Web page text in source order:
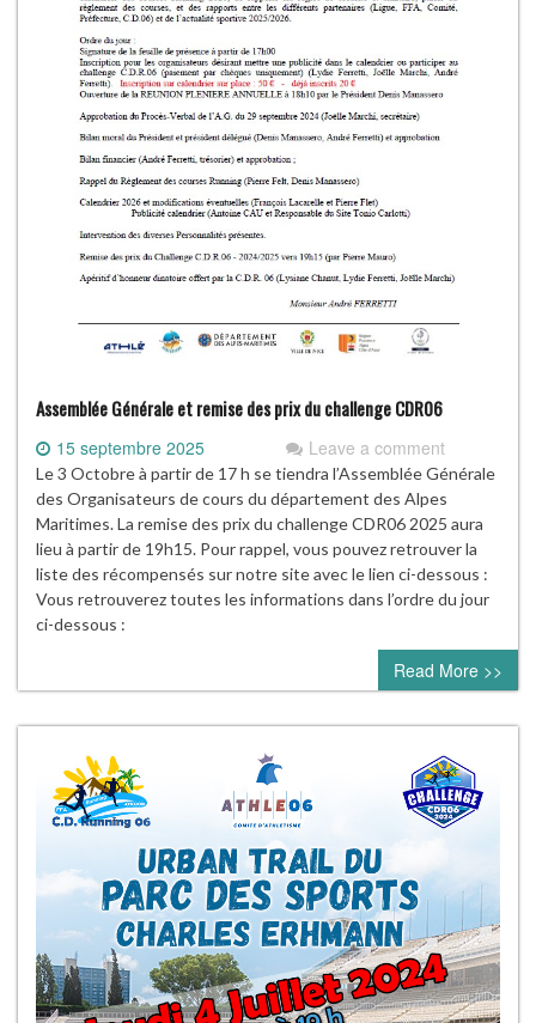
Assemblée Générale et remise des prix du challenge CDR06
15 septembre 2025 Leave a comment
Le 3 Octobre à partir de 17 h se tiendra l’Assemblée Générale
des Organisateurs de cours du département des Alpes
Maritimes. La remise des prix du challenge CDR06 2025 aura
lieu à partir de 19h15. Pour rappel, vous pouvez retrouver la
liste des récompensés sur notre site avec le lien ci-dessous :
Vous retrouverez toutes les informations dans l’ordre du jour
ci-dessous :
Read More >>